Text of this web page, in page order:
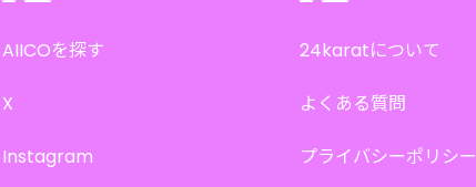
AIICOを探す
X
Instagram
24karatについて
よくある質問
プライバシーポリシー